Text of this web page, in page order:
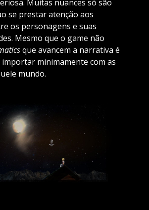
Muitas nuances só são
se prestar atenção aos
os personagens e suas
Mesmo que o game não
que avancem a narrativa é
minimamente com as
mundo.